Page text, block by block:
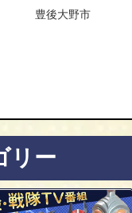
豊後大野市
リー